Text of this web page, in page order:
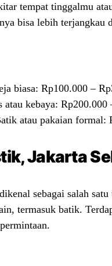
tempat tinggalmu
bisa lebih terjangkau
biasa: Rp100.000 –
atau kebaya: Rp200.000
atau pakaian formal:
Jakarta
sebagai salah
termasuk batik.